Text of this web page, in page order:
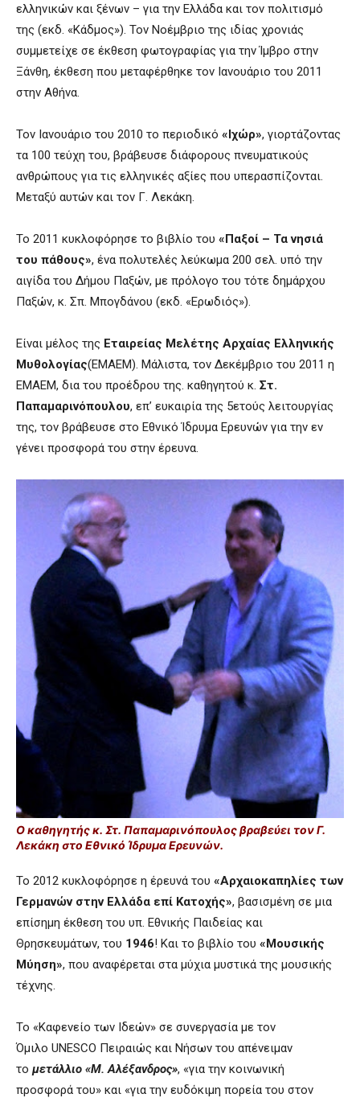
ελληνικών και ξένων – για την Ελλάδα και τον πολιτισμό
της (εκδ. «Κάδμος»). Τον Νοέμβριο της ιδίας χρονιάς
συμμετείχε σε έκθεση φωτογραφίας για την Ίμβρο στην
Ξάνθη, έκθεση που μεταφέρθηκε τον Ιανουάριο του 2011
στην Αθήνα.
Τον Ιανουάριο του 2010 το περιοδικό «Ιχώρ», γιορτάζοντας
τα 100 τεύχη του, βράβευσε διάφορους πνευματικούς
ανθρώπους για τις ελληνικές αξίες που υπερασπίζονται.
Μεταξύ αυτών και τον Γ. Λεκάκη.
Το 2011 κυκλοφόρησε το βιβλίο του «Παξοί – Τα νησιά
του πάθους», ένα πολυτελές λεύκωμα 200 σελ. υπό την
αιγίδα του Δήμου Παξών, με πρόλογο του τότε δημάρχου
Παξών, κ. Σπ. Μπογδάνου (εκδ. «Ερωδιός»).
Είναι μέλος της Εταιρείας Μελέτης Αρχαίας Ελληνικής
Μυθολογίας(ΕΜΑΕΜ). Μάλιστα, τον Δεκέμβριο του 2011 η
ΕΜΑΕΜ, δια του προέδρου της. καθηγητού κ. Στ.
Παπαμαρινόπουλου, επ’ ευκαιρία της 5ετούς λειτουργίας
της, τον βράβευσε στο Εθνικό Ίδρυμα Ερευνών για την εν
γένει προσφορά του στην έρευνα.
Ο καθηγητής κ. Στ. Παπαμαρινόπουλος βραβεύει τον Γ.
Λεκάκη στο Εθνικό Ίδρυμα Ερευνών.
Το 2012 κυκλοφόρησε η έρευνά του «Αρχαιοκαπηλίες των
Γερμανών στην Ελλάδα επί Κατοχής», βασισμένη σε μια
επίσημη έκθεση του υπ. Εθνικής Παιδείας και
Θρησκευμάτων, του 1946! Και το βιβλίο του «Μουσικής
Μύηση», που αναφέρεται στα μύχια μυστικά της μουσικής
τέχνης.
Το «Καφενείο των Ιδεών» σε συνεργασία με τον
Όμιλο UNESCO Πειραιώς και Νήσων του απένειμαν
το μετάλλιο «Μ. Αλέξανδρος», «για την κοινωνική
προσφορά του» και «για την ευδόκιμη πορεία του στον